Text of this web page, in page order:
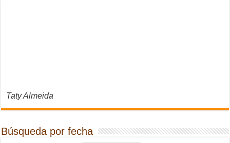
Taty Almeida
Búsqueda por fecha